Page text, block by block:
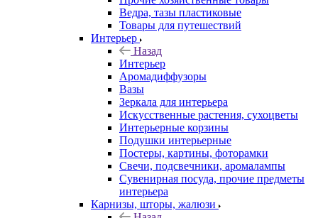
Ведра, тазы пластиковые
Товары для путешествий
Интерьер
Назад
Интерьер
Аромадиффузоры
Вазы
Зеркала для интерьера
Искусственные растения, сухоцветы
Интерьерные корзины
Подушки интерьерные
Постеры, картины, фоторамки
Свечи, подсвечники, аромалампы
Сувенирная посуда, прочие предметы
интерьера
Карнизы, шторы, жалюзи